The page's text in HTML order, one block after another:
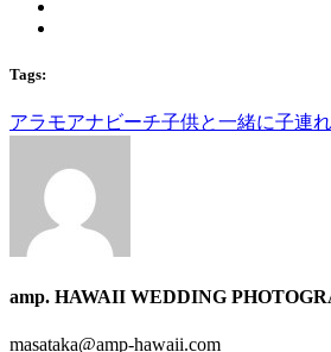
Tags:
アラモアナビーチ子供と一緒に子連れ
amp. HAWAII WEDDING
masataka@amp-hawaii.com